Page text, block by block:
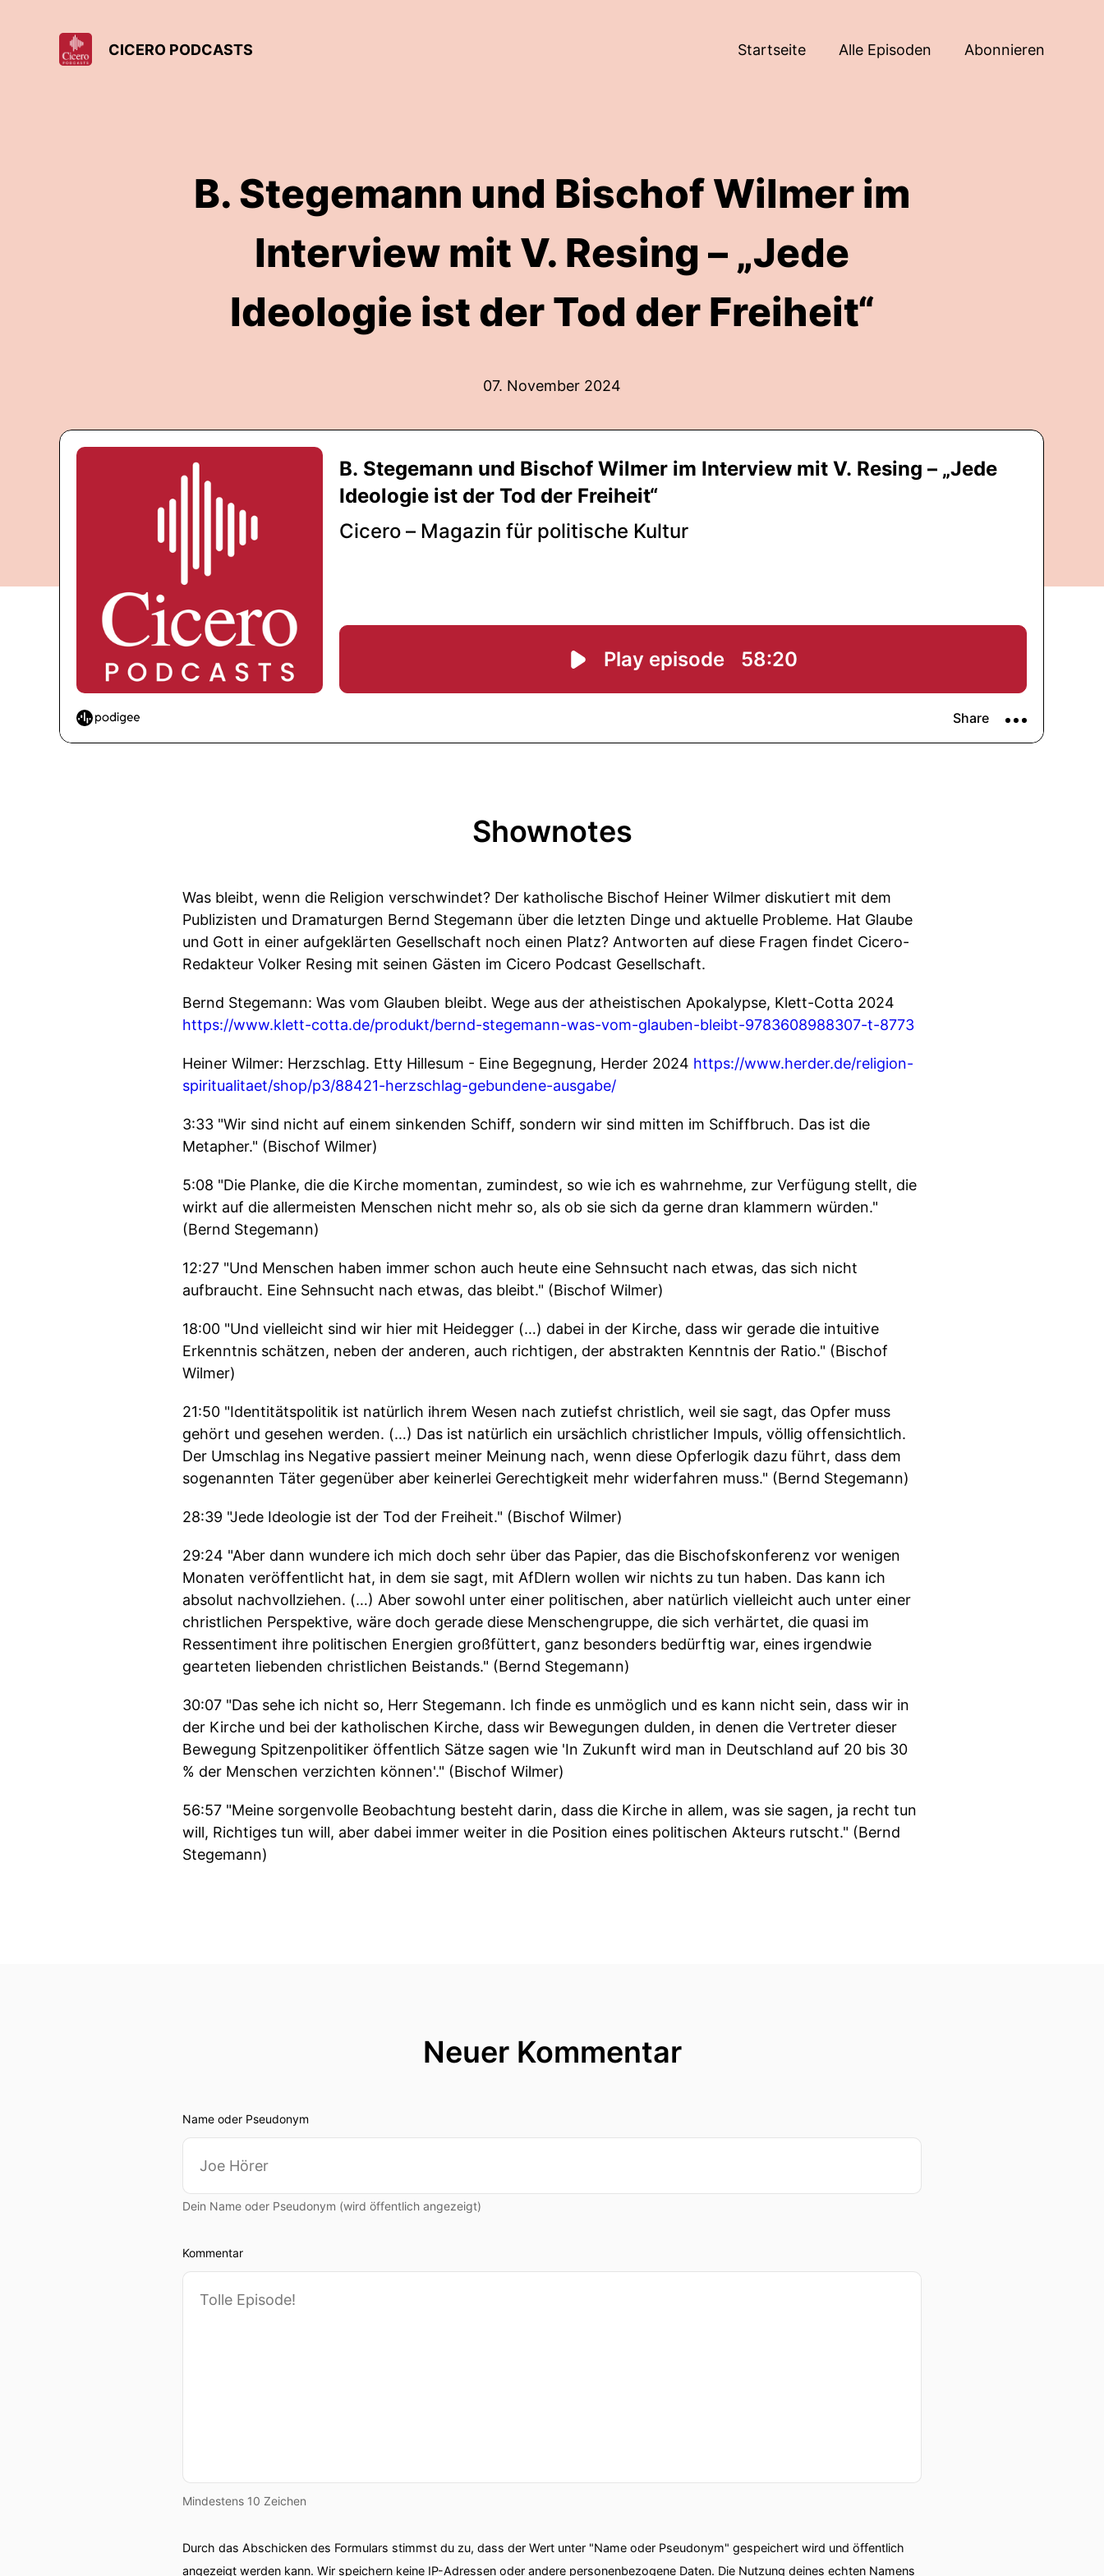
CICERO PODCASTS Startseite Alle Episoden Abonnieren
B. Stegemann und Bischof Wilmer im
Interview mit V. Resing – „Jede
Ideologie ist der Tod der Freiheit“
07. November 2024
Shownotes
Was bleibt, wenn die Religion verschwindet? Der katholische Bischof Heiner Wilmer diskutiert mit dem
Publizisten und Dramaturgen Bernd Stegemann über die letzten Dinge und aktuelle Probleme. Hat Glaube
und Gott in einer aufgeklärten Gesellschaft noch einen Platz? Antworten auf diese Fragen findet Cicero-
Redakteur Volker Resing mit seinen Gästen im Cicero Podcast Gesellschaft.
Bernd Stegemann: Was vom Glauben bleibt. Wege aus der atheistischen Apokalypse, Klett-Cotta 2024
https://www.klett-cotta.de/produkt/bernd-stegemann-was-vom-glauben-bleibt-9783608988307-t-8773
Heiner Wilmer: Herzschlag. Etty Hillesum - Eine Begegnung, Herder 2024 https://www.herder.de/religion-
spiritualitaet/shop/p3/88421-herzschlag-gebundene-ausgabe/
3:33 "Wir sind nicht auf einem sinkenden Schiff, sondern wir sind mitten im Schiffbruch. Das ist die
Metapher." (Bischof Wilmer)
5:08 "Die Planke, die die Kirche momentan, zumindest, so wie ich es wahrnehme, zur Verfügung stellt, die
wirkt auf die allermeisten Menschen nicht mehr so, als ob sie sich da gerne dran klammern würden."
(Bernd Stegemann)
12:27 "Und Menschen haben immer schon auch heute eine Sehnsucht nach etwas, das sich nicht
aufbraucht. Eine Sehnsucht nach etwas, das bleibt." (Bischof Wilmer)
18:00 "Und vielleicht sind wir hier mit Heidegger (…) dabei in der Kirche, dass wir gerade die intuitive
Erkenntnis schätzen, neben der anderen, auch richtigen, der abstrakten Kenntnis der Ratio." (Bischof
Wilmer)
21:50 "Identitätspolitik ist natürlich ihrem Wesen nach zutiefst christlich, weil sie sagt, das Opfer muss
gehört und gesehen werden. (…) Das ist natürlich ein ursächlich christlicher Impuls, völlig offensichtlich.
Der Umschlag ins Negative passiert meiner Meinung nach, wenn diese Opferlogik dazu führt, dass dem
sogenannten Täter gegenüber aber keinerlei Gerechtigkeit mehr widerfahren muss." (Bernd Stegemann)
28:39 "Jede Ideologie ist der Tod der Freiheit." (Bischof Wilmer)
29:24 "Aber dann wundere ich mich doch sehr über das Papier, das die Bischofskonferenz vor wenigen
Monaten veröffentlicht hat, in dem sie sagt, mit AfDlern wollen wir nichts zu tun haben. Das kann ich
absolut nachvollziehen. (…) Aber sowohl unter einer politischen, aber natürlich vielleicht auch unter einer
christlichen Perspektive, wäre doch gerade diese Menschengruppe, die sich verhärtet, die quasi im
Ressentiment ihre politischen Energien großfüttert, ganz besonders bedürftig war, eines irgendwie
gearteten liebenden christlichen Beistands." (Bernd Stegemann)
30:07 "Das sehe ich nicht so, Herr Stegemann. Ich finde es unmöglich und es kann nicht sein, dass wir in
der Kirche und bei der katholischen Kirche, dass wir Bewegungen dulden, in denen die Vertreter dieser
Bewegung Spitzenpolitiker öffentlich Sätze sagen wie 'In Zukunft wird man in Deutschland auf 20 bis 30
% der Menschen verzichten können'." (Bischof Wilmer)
56:57 "Meine sorgenvolle Beobachtung besteht darin, dass die Kirche in allem, was sie sagen, ja recht tun
will, Richtiges tun will, aber dabei immer weiter in die Position eines politischen Akteurs rutscht." (Bernd
Stegemann)
Neuer Kommentar
Name oder Pseudonym
Dein Name oder Pseudonym (wird öffentlich angezeigt)
Kommentar
Mindestens 10 Zeichen
Durch das Abschicken des Formulars stimmst du zu, dass der Wert unter "Name oder Pseudonym" gespeichert wird und öffentlich
angezeigt werden kann. Wir speichern keine IP-Adressen oder andere personenbezogene Daten. Die Nutzung deines echten Namens